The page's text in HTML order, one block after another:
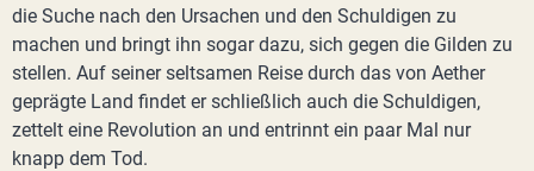
die Suche nach den Ursachen und den Schuldigen zu
machen und bringt ihn sogar dazu, sich gegen die Gilden zu
stellen. Auf seiner seltsamen Reise durch das von Aether
geprägte Land findet er schließlich auch die Schuldigen,
zettelt eine Revolution an und entrinnt ein paar Mal nur
knapp dem Tod.